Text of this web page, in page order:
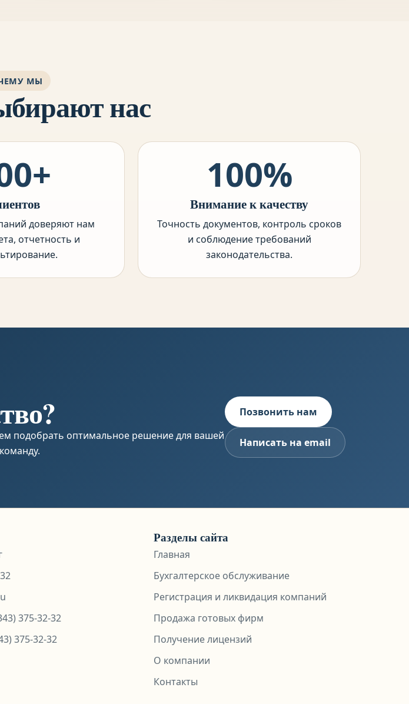
МЫ
нас
доверяют нам
отчетность и
100%
Внимание к качеству
Точность документов, контроль сроков
и соблюдение требований
законодательства.
подобрать оптимальное решение для вашей
Позвонить нам
Написать на email
375-32-32
375-32-32
Разделы сайта
Главная
Бухгалтерское обслуживание
Регистрация и ликвидация компаний
Продажа готовых фирм
Получение лицензий
О компании
Контакты